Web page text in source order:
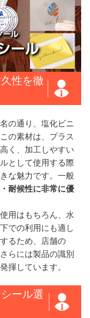
性を徹
の通り、塩化ビニ
の素材は、プラス
く、加工しやすい
として使用する際
な魅力です。一般
耐候性に非常に優
用はもちろん、水
での利用にも適し
るため、店舗の
らには製品の識別
揮しています。
ール選